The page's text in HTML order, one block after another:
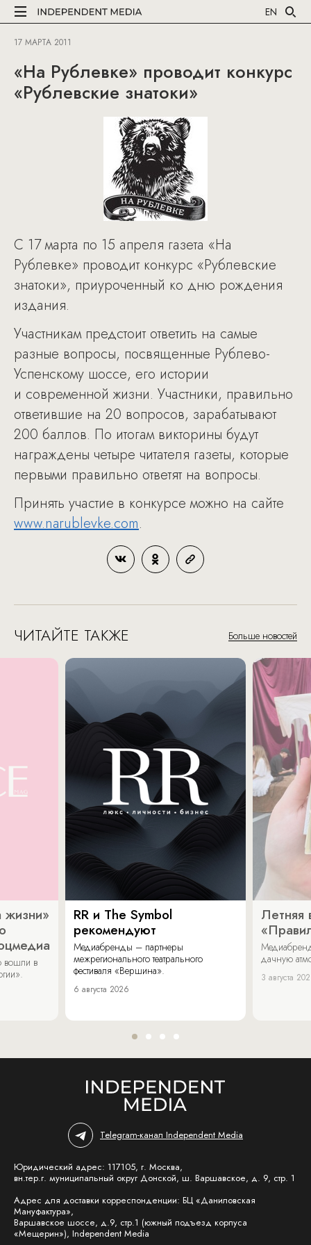
EN
17 МАРТА 2011
«На Рублевке» проводит конкурс
«Рублевские знатоки»
С 17 марта по 15 апреля газета «На
Рублевке» проводит конкурс «Рублевские
знатоки», приуроченный ко дню рождения
издания.
Участникам предстоит ответить на самые
разные вопросы, посвященные Рублево-
Успенскому шоссе, его истории
и современной жизни. Участники, правильно
ответившие на 20 вопросов, зарабатывают
200 баллов. По итогам викторины будут
награждены четыре читателя газеты, которые
первыми правильно ответят на вопросы.
Принять участие в конкурсе можно на сайте
www.narublevke.com.
ЧИТАЙТЕ ТАКЖЕ Больше новостей
жизни»
вошли в
RR и The Symbol
рекомендуют
Медиабренды – партнеры
межрегионального театрального
фестиваля «Вершина».
6 августа 2026
Летняя
дачную
3 августа
Telegram-канал Independent Media
Юридический адрес: 117105, г. Москва,
вн.тер.г. муниципальный округ Донской, ш. Варшавское, д. 9, стр. 1
Адрес для доставки корреспонденции: БЦ «Даниловская
Мануфактура»,
Варшавское шоссе, д.9, стр.1 (южный подъезд корпуса
«Мещерин»), Independent Media